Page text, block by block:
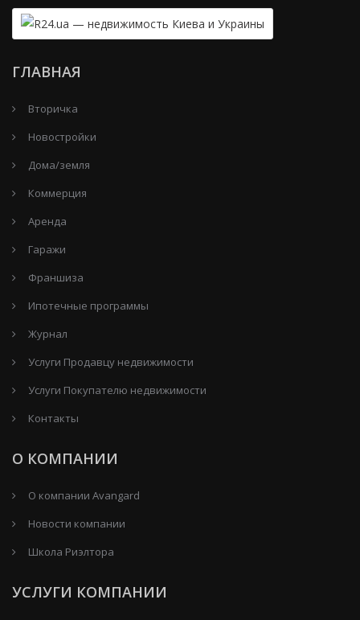
ГЛАВНАЯ
Вторичка
Новостройки
Дома/земля
Коммерция
Аренда
Гаражи
Франшиза
Ипотечные программы
Журнал
Услуги Продавцу недвижимости
Услуги Покупателю недвижимости
Контакты
О КОМПАНИИ
О компании Avangard
Новости компании
Школа Риэлтора
УСЛУГИ КОМПАНИИ